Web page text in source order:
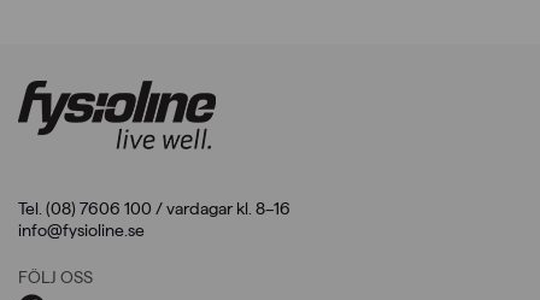
Tel. (08) 7606 100 / vardagar kl. 8–16
info@fysioline.se
FÖLJ OSS